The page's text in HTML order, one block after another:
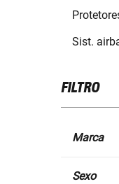
Sist.
FILTRO
Marca
Sexo